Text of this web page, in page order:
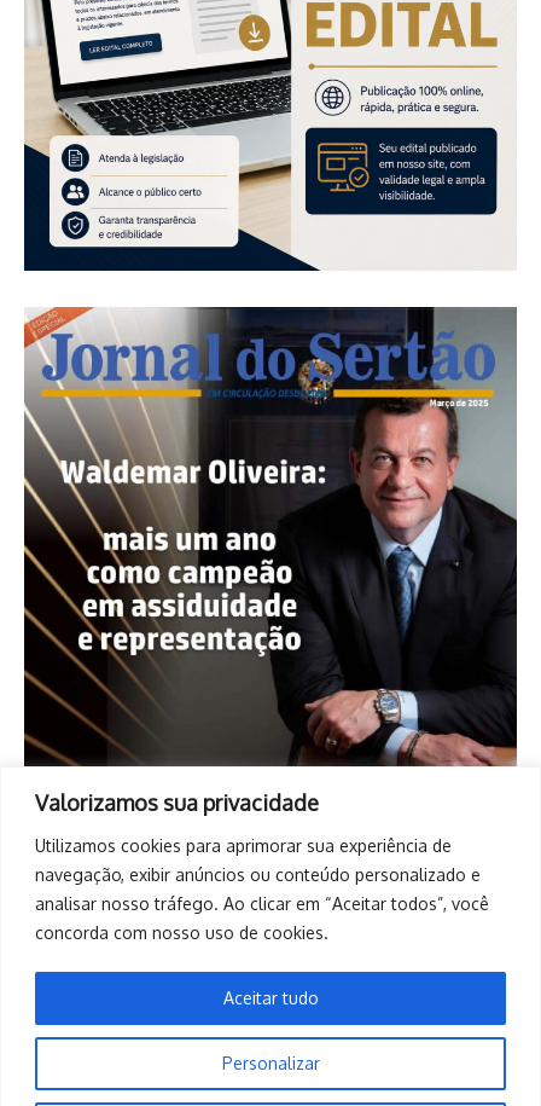
Valorizamos sua privacidade
Utilizamos cookies para aprimorar sua experiência de
navegação, exibir anúncios ou conteúdo personalizado e
analisar nosso tráfego. Ao clicar em “Aceitar todos”, você
concorda com nosso uso de cookies.
Personalizar
Aceitar tudo